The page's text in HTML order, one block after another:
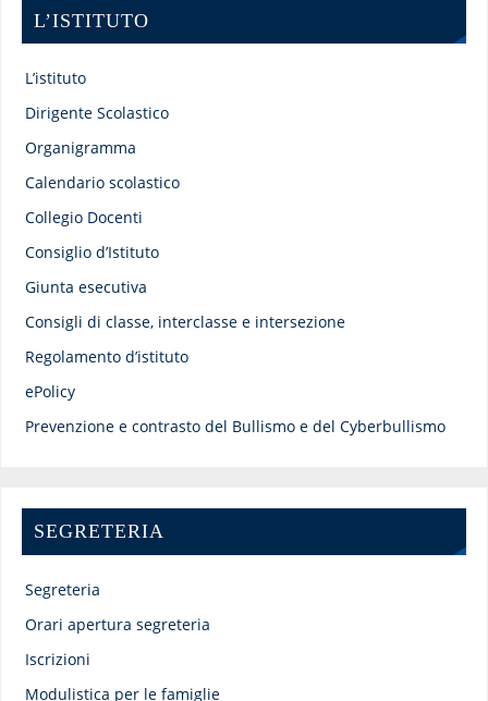
L’ISTITUTO
L’istituto
Dirigente Scolastico
Organigramma
Calendario scolastico
Collegio Docenti
Consiglio d’Istituto
Giunta esecutiva
Consigli di classe, interclasse e intersezione
Regolamento d’istituto
ePolicy
Prevenzione e contrasto del Bullismo e del Cyberbullismo
SEGRETERIA
Segreteria
Orari apertura segreteria
Iscrizioni
Modulistica per le famiglie